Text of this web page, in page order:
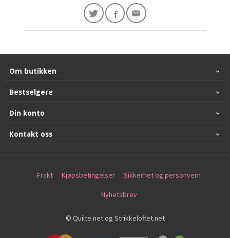
Om butikken
Bestselgere
Din konto
Kontakt oss
Frakt Kjøpsbetingelser Sikkerhet og personvern
Nyhetsbrev
© Quilte.net og Strikkeloftet.net